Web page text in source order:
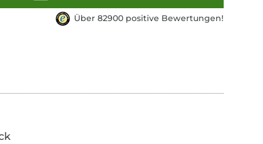
Über 82900 positive Bewertungen!